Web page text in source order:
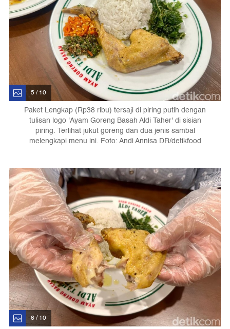
5 / 10
Paket Lengkap (Rp38 ribu) tersaji di piring putih dengan
tulisan logo 'Ayam Goreng Basah Aldi Taher' di sisian
piring. Terlihat jukut goreng dan dua jenis sambal
melengkapi menu ini. Foto: Andi Annisa DR/detikfood
6 / 10